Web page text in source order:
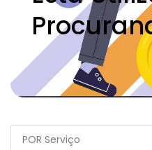
PROCURAN
POR Serviço